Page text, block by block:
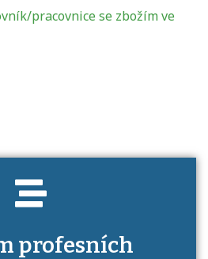
pracovnice se zbožím ve
profesních
profesních kvalifikací.